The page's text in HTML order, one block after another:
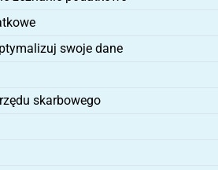
swoje dane
skarbowego